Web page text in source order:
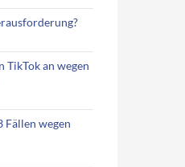
TikTok an wegen
Fällen wegen